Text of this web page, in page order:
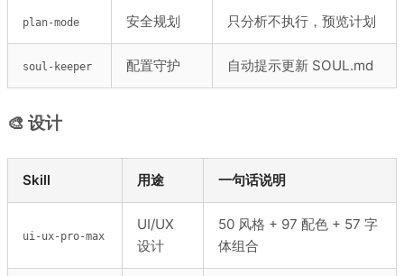
plan-mode 安全规划 只分析不执行，预览计划
soul-keeper 配置守护 自动提示更新 SOUL.md
🎨 设计
Skill 用途 一句话说明
ui-ux-pro-max
UI/UX
设计
50 风格 + 97 配色 + 57 字
体组合